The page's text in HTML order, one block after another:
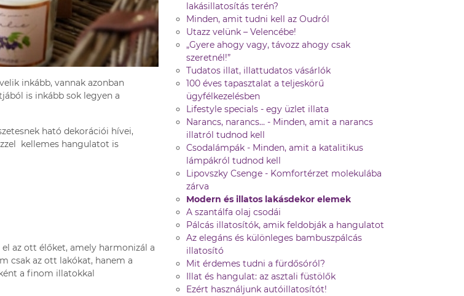
inkább, vannak azonban
is inkább sok legyen a
ható dekorációi hívei,
kellemes hangulatot is
az ott élőket, amely harmonizál a
csak az ott lakókat, hanem a
a finom illatokkal
lakásillatosítás terén?
Minden, amit tudni kell az Oudról
Utazz velünk – Velencébe!
„Gyere ahogy vagy, távozz ahogy csak
szeretnél!”
Tudatos illat, illattudatos vásárlók
100 éves tapasztalat a teljeskörű
ügyfélkezelésben
Lifestyle specials - egy üzlet illata
Narancs, narancs... - Minden, amit a narancs
illatról tudnod kell
Csodalámpák - Minden, amit a katalitikus
lámpákról tudnod kell
Lipovszky Csenge - Komfortérzet molekulába
zárva
Modern és illatos lakásdekor elemek
A szantálfa olaj csodái
Pálcás illatosítók, amik feldobják a hangulatot
Az elegáns és különleges bambuszpálcás
illatosító
Mit érdemes tudni a fürdősóról?
Illat és hangulat: az asztali füstölők
Ezért használjunk autóillatosítót!